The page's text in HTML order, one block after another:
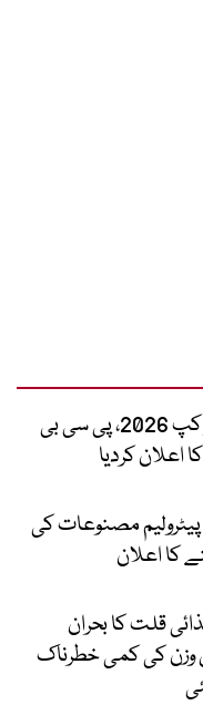
نیشنل چیمپیئنز کپ 2026، پی سی بی
اعلان کردیا
مصنوعات کی
کا اعلان
قلت کا بحران
وزن کی کمی خطرناک